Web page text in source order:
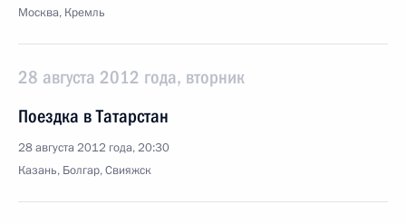
Москва, Кремль
28 августа 2012 года, вторник
Поездка в Татарстан
28 августа 2012 года, 20:30
Казань, Болгар, Свияжск